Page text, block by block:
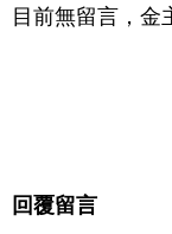
目前無留言，金
回覆留言